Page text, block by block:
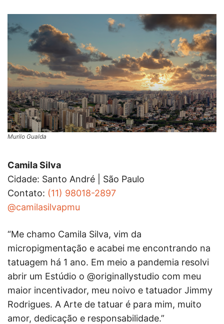
Murilo Gualda
Camila Silva
Cidade: Santo André | São Paulo
Contato: (11) 98018-2897
@camilasilvapmu
“Me chamo Camila Silva, vim da
micropigmentação e acabei me encontrando na
tatuagem há 1 ano. Em meio a pandemia resolvi
abrir um Estúdio o @originallystudio com meu
maior incentivador, meu noivo e tatuador Jimmy
Rodrigues. A Arte de tatuar é para mim, muito
amor, dedicação e responsabilidade.”